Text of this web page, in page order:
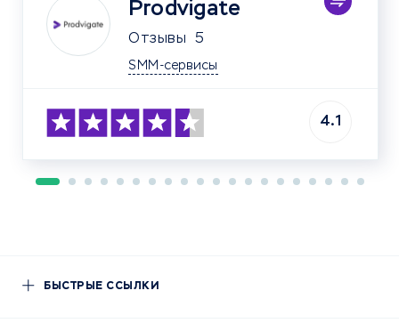
Prodvigate
Отзывы 5
SMM-сервисы
4.1
БЫСТРЫЕ ССЫЛКИ